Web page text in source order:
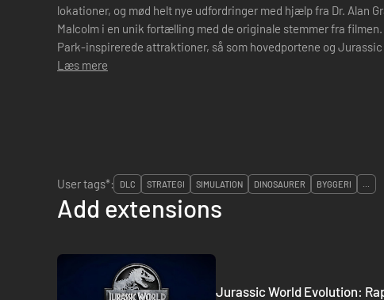
lokationer, og mød helt nye udfordringer med hjælp fra Dr. Alan
Malcolm i en unik fortælling med de originale stemmer fra filmen. Pakken indeholder Jurassic
Park-inspirerede attraktioner, så som hovedportene og
så som ...
Læs mere
User tags*:
DLC STRATEGI SIMULATION DINOSAURER BYGGERI ...
Add extensions
Jurassic World Evolution: